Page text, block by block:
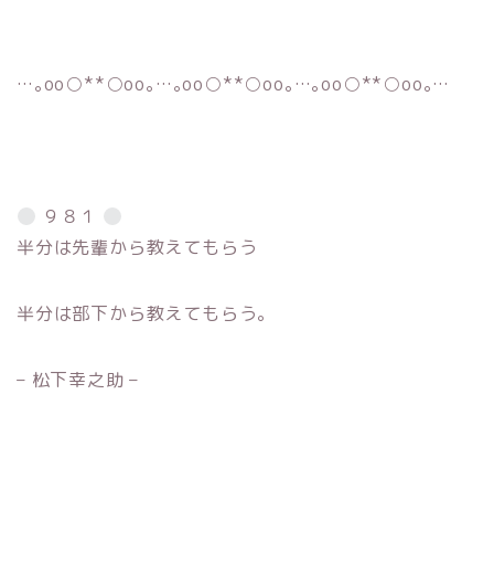
…｡oо○**○оo｡…｡oо○**○оo｡…｡oо○**○оo｡…
９８１
半分は先輩から教えてもらう
半分は部下から教えてもらう。
– 松下幸之助 –